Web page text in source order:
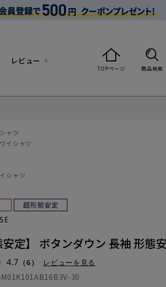
レビュー
TOPページ 商品検索
ャツ
イシャツ
シャツ
安定】 ボタンダウン 長袖 形態
4.7 （6） レビューを見る
30